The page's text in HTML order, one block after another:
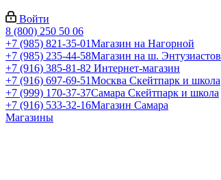
Войти
8 (800) 250 50 06
+7 (985) 821-35-01Магазин на Нагорной
+7 (985) 235-44-58Магазин на ш. Энтузиастов
+7 (916) 385-81-82 Интернет-магазин
+7 (916) 697-69-51Москва Скейтпарк и школа
+7 (999) 170-37-37Самара Скейтпарк и школа
+7 (916) 533-32-16Магазин Самара
Магазины